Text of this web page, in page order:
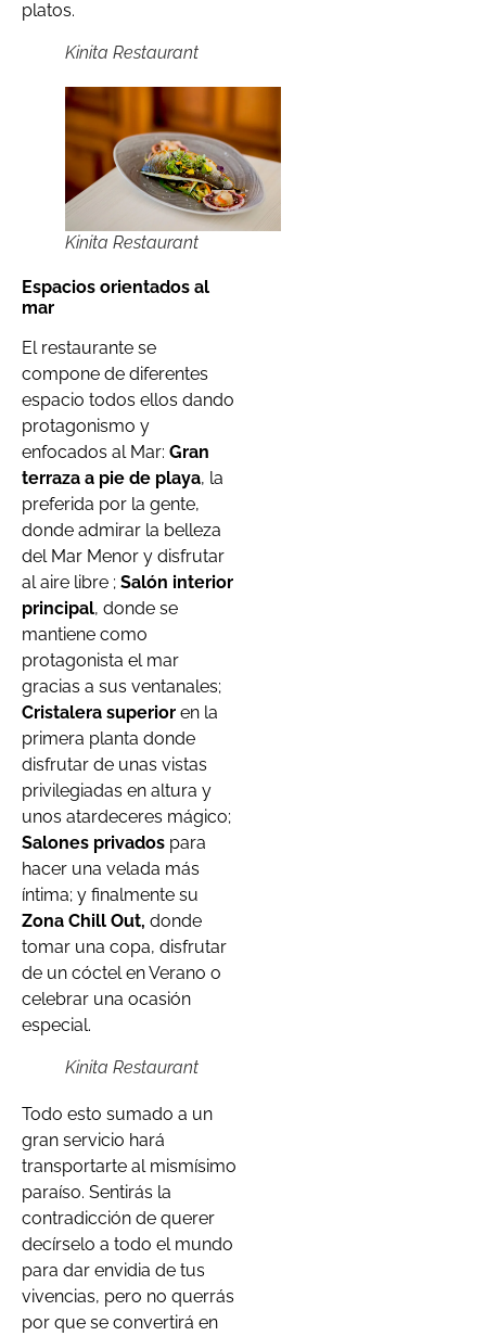
platos.
Kinita Restaurant
Kinita Restaurant
Espacios orientados al
mar
El restaurante se
compone de diferentes
espacio todos ellos dando
protagonismo y
enfocados al Mar: Gran
terraza a pie de playa, la
preferida por la gente,
donde admirar la belleza
del Mar Menor y disfrutar
al aire libre ; Salón interior
principal, donde se
mantiene como
protagonista el mar
gracias a sus ventanales;
Cristalera superior en la
primera planta donde
disfrutar de unas vistas
privilegiadas en altura y
unos atardeceres mágico;
Salones privados para
hacer una velada más
íntima; y finalmente su
Zona Chill Out, donde
tomar una copa, disfrutar
de un cóctel en Verano o
celebrar una ocasión
especial.
Kinita Restaurant
Todo esto sumado a un
gran servicio hará
transportarte al mismísimo
paraíso. Sentirás la
contradicción de querer
decírselo a todo el mundo
para dar envidia de tus
vivencias, pero no querrás
por que se convertirá en